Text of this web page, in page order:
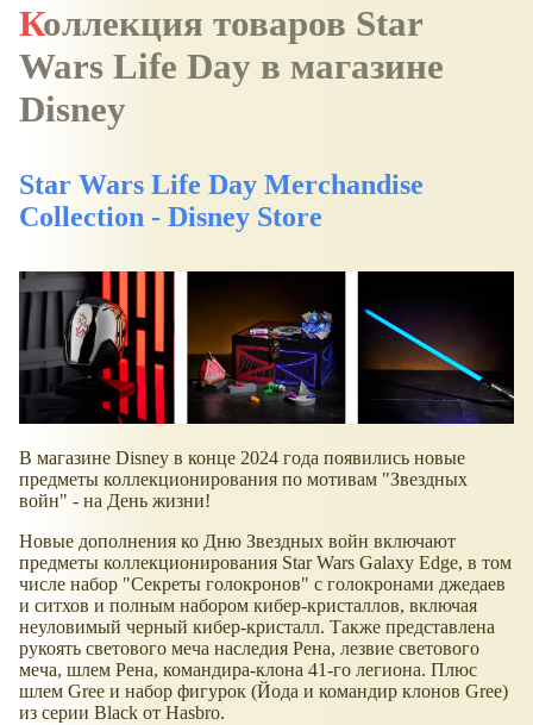
Коллекция товаров Star
Wars Life Day в магазине
Disney
Star Wars Life Day Merchandise
Collection - Disney Store
В магазине Disney в конце 2024 года появились новые
предметы коллекционирования по мотивам "Звездных
войн" - на День жизни!
Новые дополнения ко Дню Звездных войн включают
предметы коллекционирования Star Wars Galaxy Edge, в том
числе набор "Секреты голокронов" с голокронами джедаев
и ситхов и полным набором кибер-кристаллов, включая
неуловимый черный кибер-кристалл. Также представлена
рукоять светового меча наследия Рена, лезвие светового
меча, шлем Рена, командира-клона 41-го легиона. Плюс
шлем Gree и набор фигурок (Йода и командир клонов Gree)
из серии Black от Hasbro.